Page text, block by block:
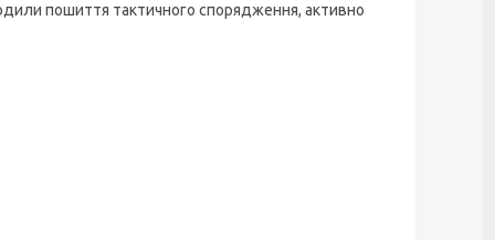
пошиття тактичного спорядження, активно